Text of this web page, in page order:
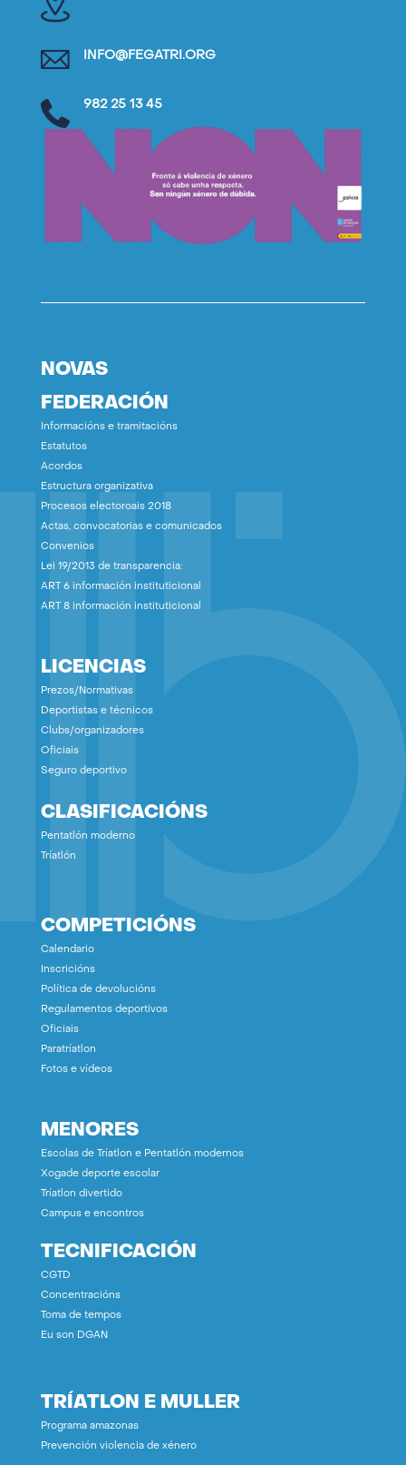
INFO@FEGATRI.ORG
982 25 13 45
NOVAS
FEDERACIÓN
Informacións e tramitacións
Estatutos
Acordos
Estructura organizativa
Procesos electoroais 2018
Actas, convocatorias e comunicados
Convenios
Lei 19/2013 de transparencia:
ART 6 información instituticional
ART 8 información instituticional
LICENCIAS
Prezos/Normativas
Deportistas e técnicos
Clubs/organizadores
Oficiais
Seguro deportivo
CLASIFICACIÓNS
Pentatlón moderno
Tríatlón
COMPETICIÓNS
Calendario
Inscricións
Política de devolucións
Regulamentos deportivos
Oficiais
Paratríatlon
Fotos e vídeos
MENORES
Escolas de Tríatlon e Pentatlón modernos
Xogade deporte escolar
Tríatlon divertido
Campus e encontros
TECNIFICACIÓN
CGTD
Concentracións
Toma de tempos
Eu son DGAN
TRÍATLON E MULLER
Programa amazonas
Prevención violencia de xénero